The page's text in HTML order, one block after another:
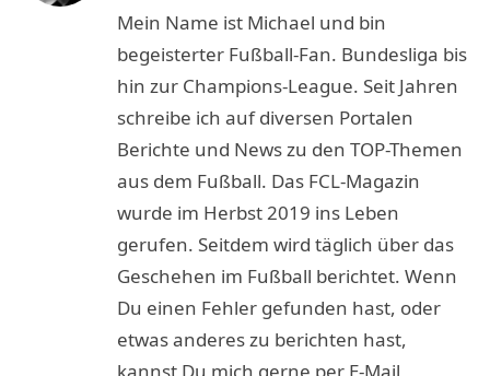
Mein Name ist Michael und bin
begeisterter Fußball-Fan. Bundesliga bis
hin zur Champions-League. Seit Jahren
schreibe ich auf diversen Portalen
Berichte und News zu den TOP-Themen
aus dem Fußball. Das FCL-Magazin
wurde im Herbst 2019 ins Leben
gerufen. Seitdem wird täglich über das
Geschehen im Fußball berichtet. Wenn
Du einen Fehler gefunden hast, oder
etwas anderes zu berichten hast,